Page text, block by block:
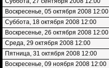
Воскресенье, 05 октября 2008 12:00
Суббота, 18 октября 2008 12:00
Воскресенье, 26 октября 2008 12:00
Среда, 29 октября 2008 12:00
Пятница, 31 октября 2008 12:00
Воскресенье, 09 ноября 2008 12:00